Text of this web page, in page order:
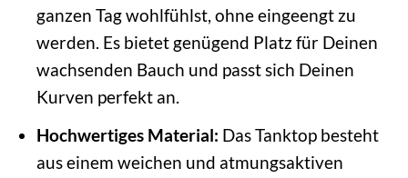
ganzen Tag wohlfühlst, ohne eingeengt zu
werden. Es bietet genügend Platz für Deinen
wachsenden Bauch und passt sich Deinen
Kurven perfekt an.
Hochwertiges Material: Das Tanktop besteht
aus einem weichen und atmungsaktiven